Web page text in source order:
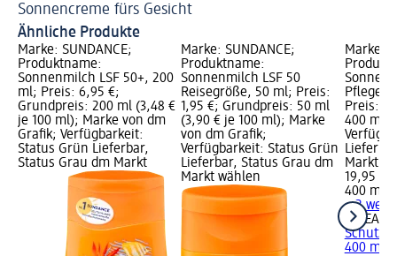
Sonnencreme fürs Gesicht
Ähnliche Produkte
Marke: SUNDANCE;
Produktname:
Sonnenmilch LSF 50+, 200
ml; Preis: 6,95 €;
Grundpreis: 200 ml (3,48 €
je 100 ml); Marke von dm
Grafik; Verfügbarkeit:
Status Grün Lieferbar,
Status Grau dm Markt
Marke: SUNDANCE;
Produktname:
Sonnenmilch LSF 50
Reisegröße, 50 ml; Preis:
1,95 €; Grundpreis: 50 ml
(3,90 € je 100 ml); Marke
von dm Grafik;
Verfügbarkeit: Status Grün
Lieferbar, Status Grau dm
Markt wählen
Marke:
Pflege
Preis:
400 ml
Markt
19,95 €
400 ml
+ 2
NIVEA
Schutz
400 ml